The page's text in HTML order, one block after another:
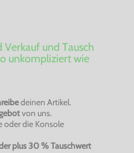
Verkauf und Tausch
unkompliziert wie
deinen Artikel.
von uns.
oder die Konsole
plus 30 % Tauschwert